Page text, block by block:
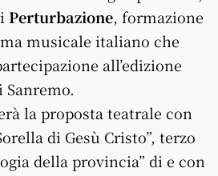
Perturbazione, formazione
musicale italiano che
all’edizione
Sanremo.
la proposta teatrale con
di Gesù Cristo”, terzo
della provincia” di e con